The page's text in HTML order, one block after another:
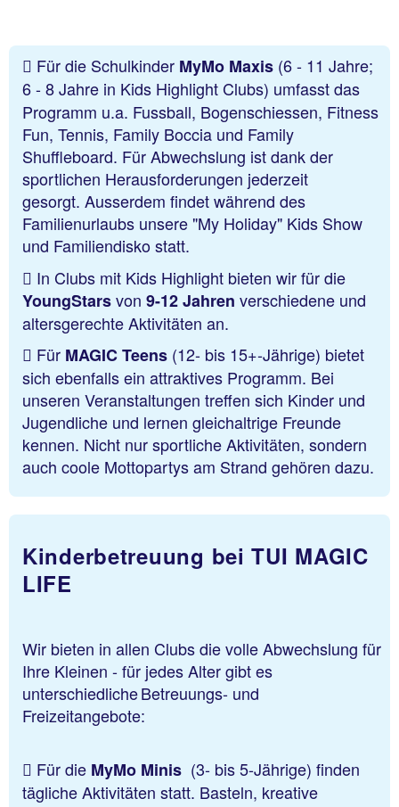
Für die Schulkinder MyMo Maxis (6 - 11 Jahre;
6 - 8 Jahre in Kids Highlight Clubs) umfasst das
Programm u.a. Fussball, Bogenschiessen, Fitness
Fun, Tennis, Family Boccia und Family
Shuffleboard. Für Abwechslung ist dank der
sportlichen Herausforderungen jederzeit
gesorgt. Ausserdem findet während des
Familienurlaubs unsere "My Holiday" Kids Show
und Familiendisko statt.
In Clubs mit Kids Highlight bieten wir für die
YoungStarsvon 9-12 Jahren verschiedene und
altersgerechte Aktivitäten an.
Für MAGIC Teens (12- bis 15+-Jährige) bietet
sich ebenfalls ein attraktives Programm. Bei
unseren Veranstaltungen treffen sich Kinder und
Jugendliche und lernen gleichaltrige Freunde
kennen. Nicht nur sportliche Aktivitäten, sondern
auch coole Mottopartys am Strand gehören dazu.
Kinderbetreuung bei TUI MAGIC
LIFE
Wir bieten in allen Clubs die volle Abwechslung für
Ihre Kleinen - für jedes Alter gibt es
unterschiedliche Betreuungs- und
Freizeitangebote:
Für die MyMo Minis (3- bis 5-Jährige) finden
tägliche Aktivitäten statt. Basteln, kreative